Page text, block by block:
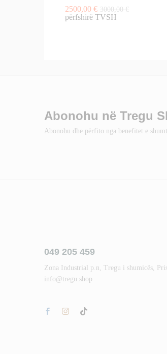
2500,00 € 3000,00€
përfshirë TVSH
Abonohu në Tregu
Abonohu dhe përfito nga benefitet e
049 205 459
Zona Industrial p.n, Tregu i shumicës,
info@tregu.shop